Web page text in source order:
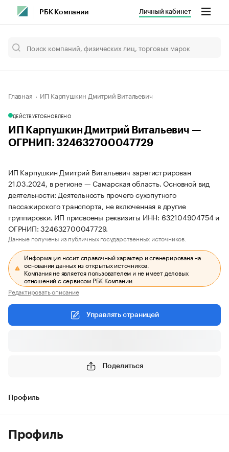
РБК Компании Личный кабинет
Главная ИП Карпушкин Дмитрий Витальевич
ДЕЙСТВУЕТОБНОВЛЕНО
ИП Карпушкин Дмитрий Витальевич —
ОГРНИП: 324632700047729
ИП Карпушкин Дмитрий Витальевич зарегистрирован
21.03.2024, в регионе — Самарская область. Основной вид
деятельности: Деятельность прочего сухопутного
пассажирского транспорта, не включенная в другие
группировки. ИП присвоены реквизиты ИНН: 632104904754 и
ОГРНИП: 324632700047729.
Данные получены из публичных государственных источников.
Информация носит справочный характер и сгенерирована на
основании данных из открытых источников.
Компания не является пользователем и не имеет деловых
отношений с сервисом РБК Компании.
Редактировать описание
Управлять страницей
Поделиться
Профиль
Профиль